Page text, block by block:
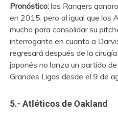
Pronóstico: los Rangers
en 2015, pero al igual que los
mucho para consolidar su
interrogante en cuanto a
regresará después de la
japonés no lanza un partido
Grandes Ligas desde el 9 de
5.- Atléticos de Oakland